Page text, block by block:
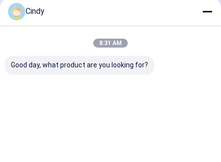
প্রস্তাবিত পণ্য
Cindy
8:31 AM
Good day, what product are you looking for?